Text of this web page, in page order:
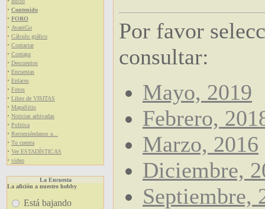
· Contenido
· FORO
· AvantGo
· Cálculo gráfico
· Contactar
· Contapz
· Descuentos
· Encuestas
· Enlaces
· Fotos
· Libro de VISITAS
· MapaSitio
· Noticias arhivadas
· Politica
· Recomiéndanos a...
· Tu cuenta
· Ver ESTADÍSTICAS
· video
La Encuesta
La afición a nuestro hobby
Está bajando
Por favor
consultar:
Mayo, 2019
Febrero,
Marzo, 2016
Diciembre,
Septiembre,